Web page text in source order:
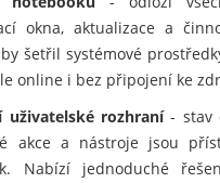
okna, aktualizace a
šetřil systémové
online i bez připojení ke
uživatelské rozhraní- stav
akce a nástroje jsou
Nabízí jednoduché